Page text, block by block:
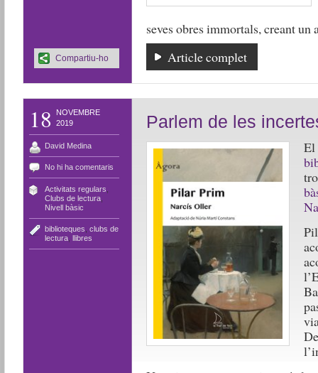
seves obres immortals, creant un
Article complet
Compartiu-ho
18
NOVEMBRE
2019
David Medina
No hi ha comentaris
Activitats regulars
Clubs de lectura,
Nivell bàsic
biblioteques clubs de
lectura, llibres
Parlem de les
El